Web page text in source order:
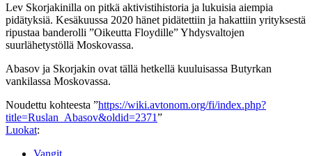
Lev Skorjakinilla on pitkä aktivistihistoria ja lukuisia aiempia
pidätyksiä. Kesäkuussa 2020 hänet pidätettiin ja hakattiin yrityksestä
ripustaa banderolli ”Oikeutta Floydille” Yhdysvaltojen
suurlähetystöllä Moskovassa.
Abasov ja Skorjakin ovat tällä hetkellä kuuluisassa Butyrkan
vankilassa Moskovassa.
Noudettu kohteesta ”https://wiki.avtonom.org/fi/index.php?
title=Ruslan_Abasov&oldid=2371”
Luokat:
Vangit